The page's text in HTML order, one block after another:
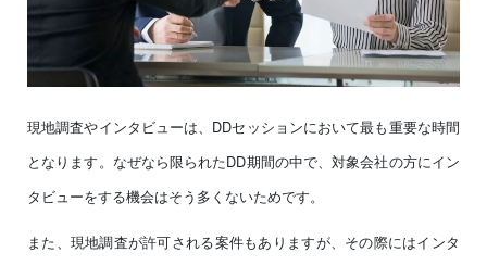
現地調査やインタビューは、DDセッションにおいて最も重要な時間
となります。なぜなら限られたDD期間の中で、対象会社の方にイン
タビューをする機会はそう多くないためです。
また、現地調査が許可される案件もありますが、その際にはインタ